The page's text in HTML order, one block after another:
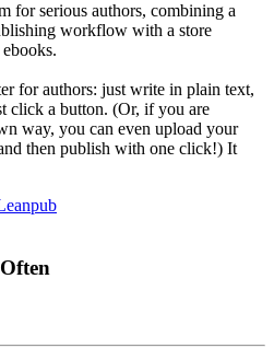
for serious authors, combining a
workflow with a store
for authors: just write in plain text,
click a button. (Or, if you are
way, you can even upload your
then publish with one click!) It